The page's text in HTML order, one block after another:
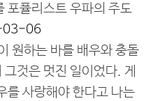
포퓰리스트 우파의 주도
03-06
원하는 바를 배우와 충돌
것은 멋진 일이었다. 게
를 사랑해야 한다고 나는